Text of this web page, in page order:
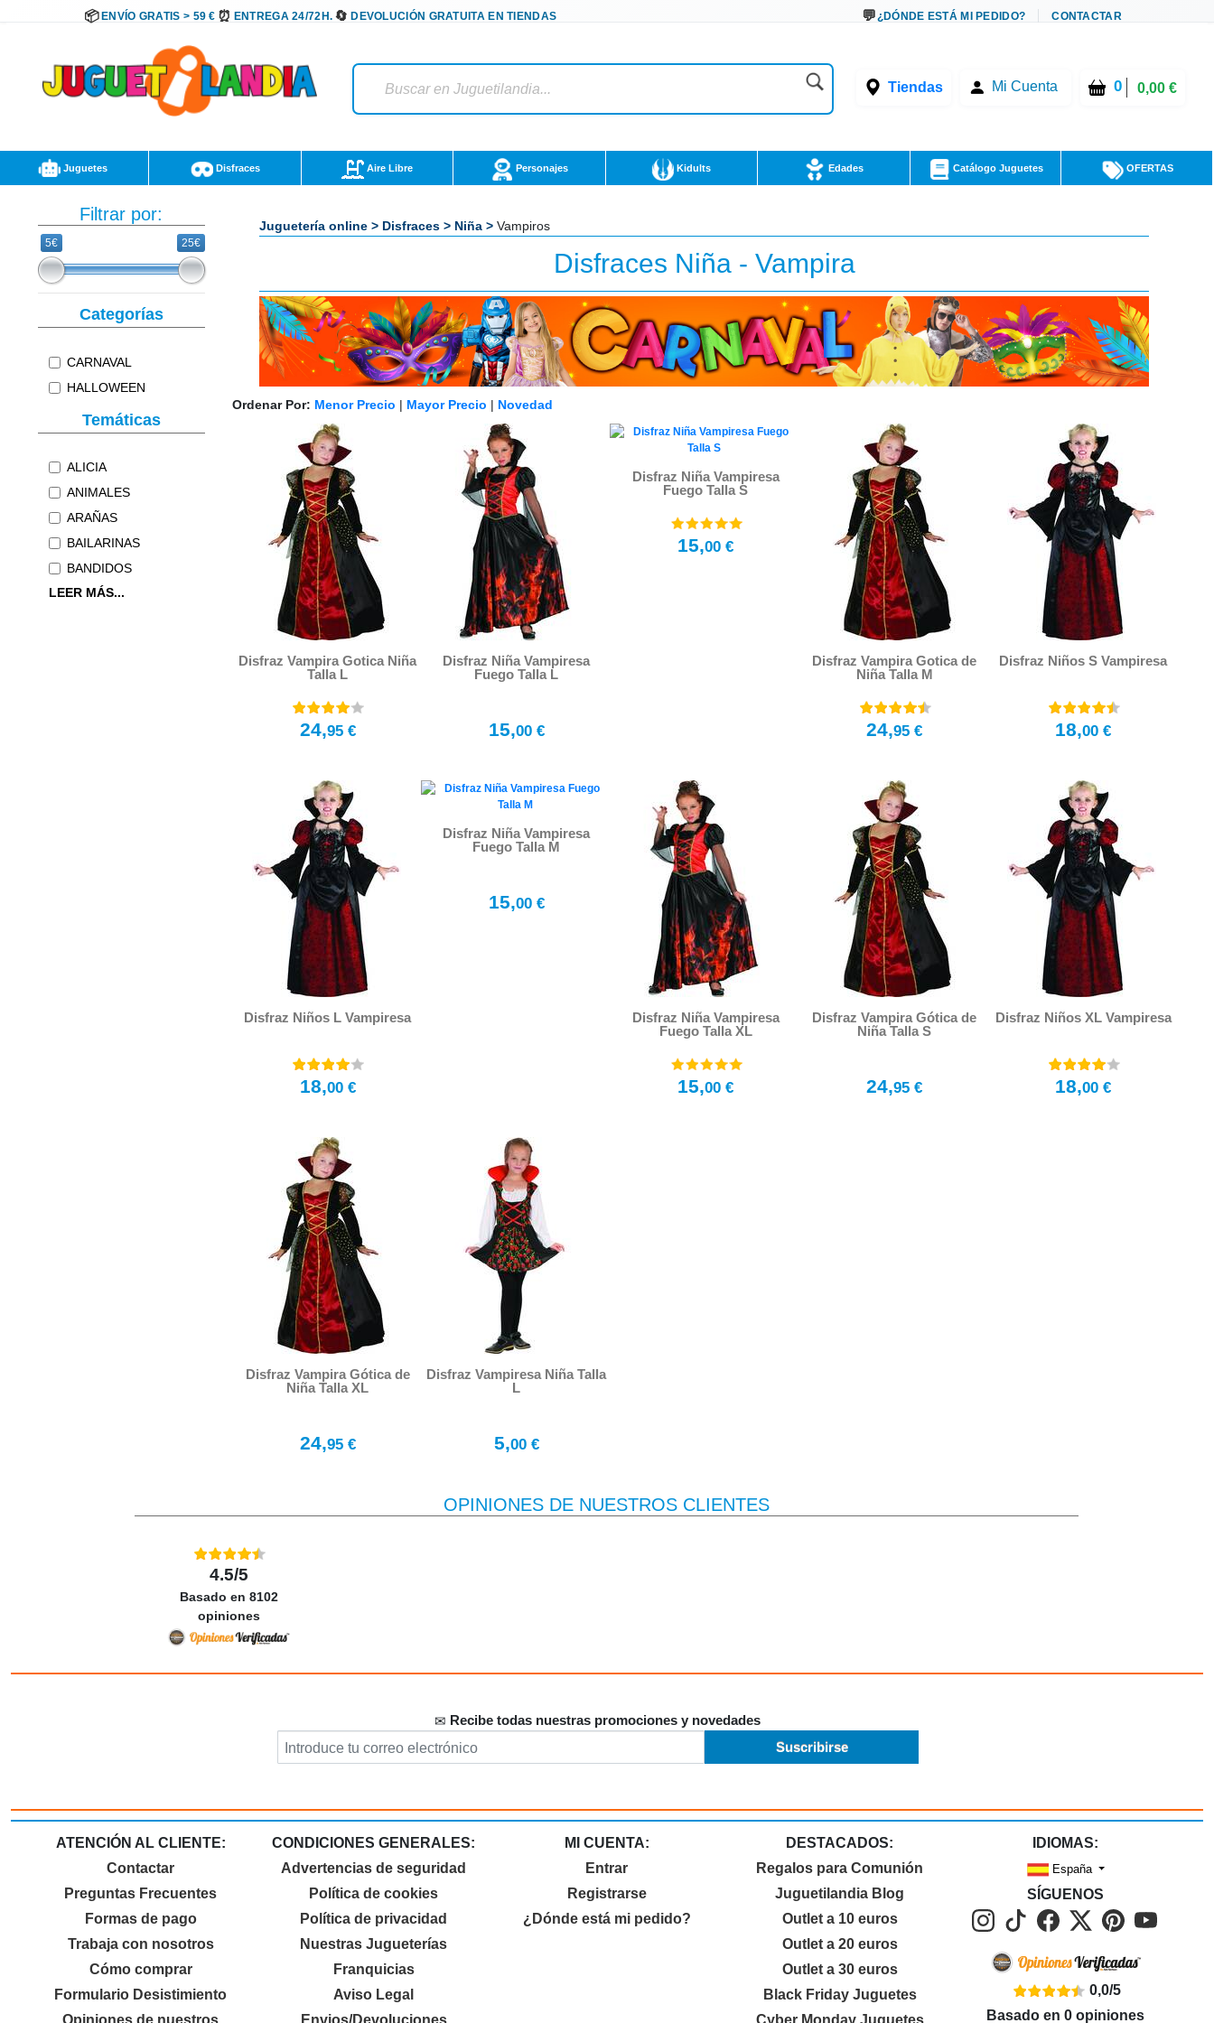
ENVÍO GRATIS > 59 € ENTREGA 24/72H. DEVOLUCIÓN GRATUITA EN TIENDAS ¿DÓNDE ESTÁ MI PEDIDO? CONTACTAR
Tiendas Mi Cuenta 0 0,00 €
Juguetes Disfraces Aire Libre Personajes Kidults Edades Catálogo Juguetes OFERTAS
Filtrar por:
5€ 25€
Categorías
CARNAVAL
HALLOWEEN
Temáticas
ALICIA
ANIMALES
ARAÑAS
BAILARINAS
BANDIDOS
LEER MÁS...
Juguetería online> Disfraces> Niña > Vampiros
Disfraces Niña - Vampira
Ordenar Por: Menor Precio | Mayor Precio | Novedad
Disfraz Vampira Gotica Niña
Talla L
24,95 €
Disfraz Niña Vampiresa
Fuego Talla L
15,00 €
Disfraz Niña Vampiresa
Fuego Talla S
15,00 €
Disfraz Vampira Gotica de
Niña Talla M
24,95 €
Disfraz Niños S Vampiresa
18,00 €
Disfraz Niños L Vampiresa
18,00 €
Disfraz Niña Vampiresa
Fuego Talla M
15,00 €
Disfraz Niña Vampiresa
Fuego Talla XL
15,00 €
Disfraz Vampira Gótica de
Niña Talla S
24,95 €
Disfraz Niños XL Vampiresa
18,00 €
Disfraz Vampira Gótica de
Niña Talla XL
24,95 €
Disfraz Vampiresa Niña Talla
L
5,00 €
OPINIONES DE NUESTROS CLIENTES
4.5/5
Basado en 8102
opiniones
Recibe todas nuestras promociones y novedades
ATENCIÓN AL CLIENTE:
Contactar
Preguntas Frecuentes
Formas de pago
Trabaja con nosotros
Cómo comprar
Formulario Desistimiento
Opiniones de nuestros
CONDICIONES GENERALES:
Advertencias de seguridad
Política de cookies
Política de privacidad
Nuestras Jugueterías
Franquicias
Aviso Legal
Envios/Devoluciones
MI CUENTA:
Entrar
Registrarse
¿Dónde está mi pedido?
DESTACADOS:
Regalos para Comunión
Juguetilandia Blog
Outlet a 10 euros
Outlet a 20 euros
Outlet a 30 euros
Black Friday Juguetes
Cyber Monday Juguetes
IDIOMAS:
España
SÍGUENOS
0,0/5
Basado en0 opiniones